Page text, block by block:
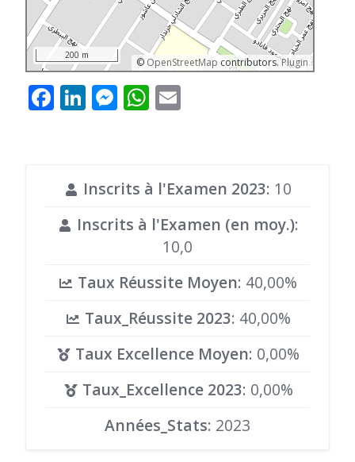
© OpenStreetMap contributors.Plugin
200 m
Facebook
LinkedIn
Messenger
WhatsApp
Inscrits à l'Examen 2023: 10
Inscrits à l'Examen (en moy.):
10,0
Taux Réussite Moyen: 40,00%
Taux_Réussite 2023: 40,00%
Taux Excellence Moyen: 0,00%
Taux_Excellence 2023: 0,00%
Années_Stats: 2023